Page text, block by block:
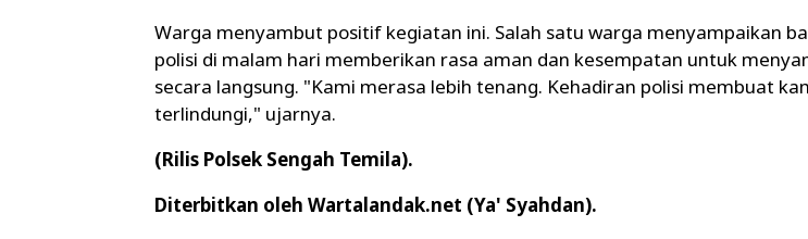
Warga menyambut positif kegiatan ini. Salah satu warga menyampaikan
polisi di malam hari memberikan rasa aman dan kesempatan untuk
secara langsung. "Kami merasa lebih tenang. Kehadiran polisi membuat
terlindungi," ujarnya.
(Rilis Polsek Sengah Temila).
Diterbitkan oleh Wartalandak.net (Ya' Syahdan).